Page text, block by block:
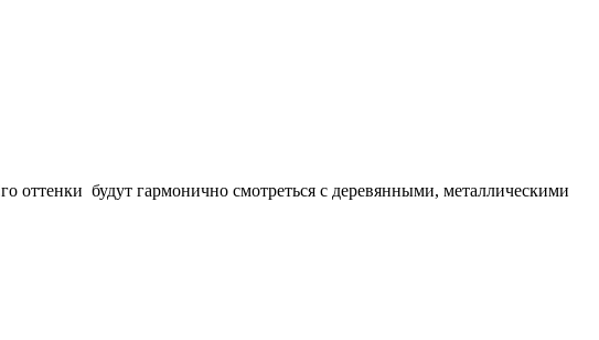
оттенки будут гармонично смотреться с деревянными, металлическими